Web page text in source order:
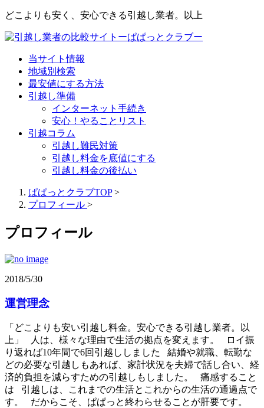
どこよりも安く、安心できる引越し業者。以上
当サイト情報
地域別検索
最安値にする方法
引越し準備
インターネット手続き
安心！やることリスト
引越コラム
引越し難民対策
引越し料金を底値にする
引越し料金の後払い
ぱぱっとクラブTOP>
プロフィール >
プロフィール
2018/5/30
運営理念
「どこよりも安い引越し料金。安心できる引越し業者。以
上」 人は、様々な理由で生活の拠点を変えます。 ロイ振
り返れば10年間で6回引越ししました 結婚や就職、転勤な
どの必要な引越しもあれば、家計状況を夫婦で話し合い、経
済的負担を減らすための引越しもしました。 痛感すること
は 引越しは、これまでの生活とこれからの生活の通過点で
す。 だからこそ、ぱぱっと終わらせることが肝要です。